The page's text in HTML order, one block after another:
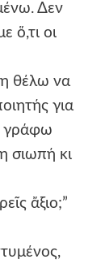
Δεν
ὅ,τι οι
θέλω να
για
γράφω
σιωπή κι
ἄξιο;”